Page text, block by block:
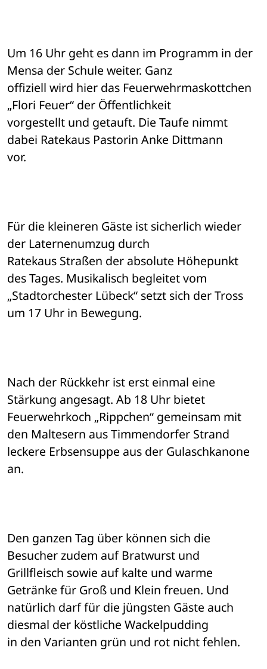
Um 16 Uhr geht es dann im Programm in der
Mensa der Schule weiter. Ganz
offiziell wird hier das Feuerwehrmaskottchen
„Flori Feuer“ der Öffentlichkeit
vorgestellt und getauft. Die Taufe nimmt
dabei Ratekaus Pastorin Anke Dittmann
vor.
Für die kleineren Gäste ist sicherlich wieder
der Laternenumzug durch
Ratekaus Straßen der absolute Höhepunkt
des Tages. Musikalisch begleitet vom
„Stadtorchester Lübeck“ setzt sich der Tross
um 17 Uhr in Bewegung.
Nach der Rückkehr ist erst einmal eine
Stärkung angesagt. Ab 18 Uhr bietet
Feuerwehrkoch „Rippchen“ gemeinsam mit
den Maltesern aus Timmendorfer Strand
leckere Erbsensuppe aus der Gulaschkanone
an.
Den ganzen Tag über können sich die
Besucher zudem auf Bratwurst und
Grillfleisch sowie auf kalte und warme
Getränke für Groß und Klein freuen. Und
natürlich darf für die jüngsten Gäste auch
diesmal der köstliche Wackelpudding
in den Varianten grün und rot nicht fehlen.